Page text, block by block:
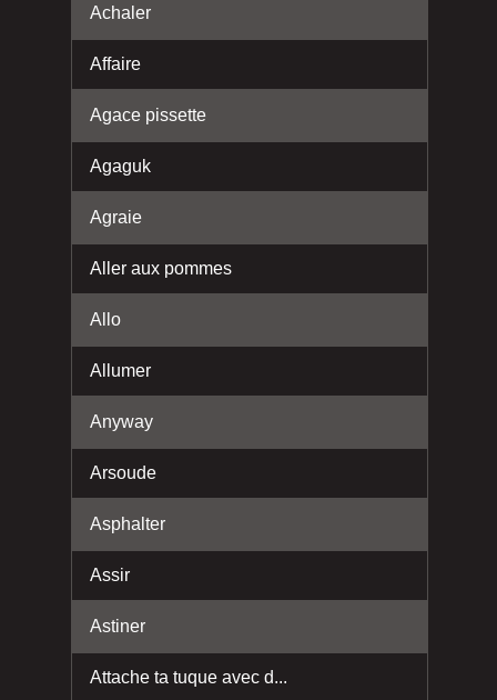
Achaler
Affaire
Agace pissette
Agaguk
Agraie
Aller aux pommes
Allo
Allumer
Anyway
Arsoude
Asphalter
Assir
Astiner
Attache ta tuque avec d...